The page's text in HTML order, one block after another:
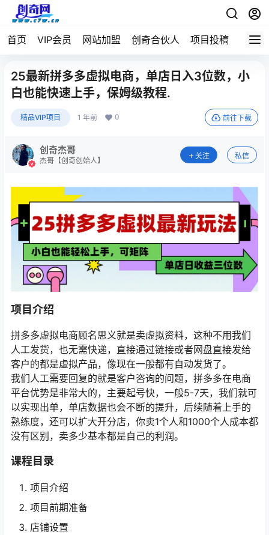
首页 VIP会员 网站加盟 创奇合伙人 项目投稿
25最新拼多多虚拟电商，单店日入3位数，小
白也能快速上手，保姆级教程.
精品VIP项目 1 年前 0 前往下载
创奇杰哥
杰哥【创奇创始人】
关注 私信
项目介绍
拼多多虚拟电商顾名思义就是卖虚拟资料，这种不用我们
人工发货，也无需快递，直接通过链接或者网盘直接发给
客户的都是虚拟产品，像现在一般都有自动发货了。
我们人工需要回复的就是客户咨询的问题，拼多多在电商
平台优势是非常大的，主要起号快，一般5-7天，我们就可
以实现出单，单店数据也会不断的提升，后续随着上手的
熟练度，还可以扩大开分店，你卖1个人和1000个人成本都
没有区别，卖多少基本都是自己的利润。
课程目录
项目介绍
项目前期准备
店铺设置